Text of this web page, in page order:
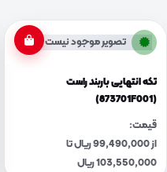
تصویر موجود نیست
تکه انتهایی باربند راست
(873701F001)
قیمت:
از 99,490,000 ریال تا
103,550,000 ریال